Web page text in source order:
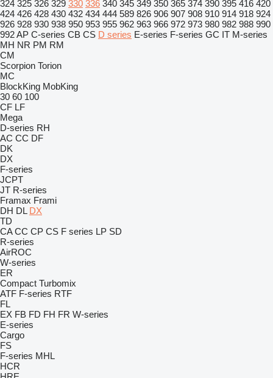
324 325 326 329 330 336 340 345 349 350 365 374 390 395 416 420
424 426 428 430 432 434 444 589 826 906 907 908 910 914 918 924
926 928 930 938 950 953 955 962 963 966 972 973 980 982 988 990
992AP C-series CB CS D series E-series F-series GC IT M-series
MH NR PM RM
CM
Scorpion Torion
MC
BlockKing MobKing
30 60 100
CF LF
Mega
D-series RH
AC CC DF
DK
DX
F-series
JCPT
JT R-series
Framax Frami
DH DL DX
TD
CA CC CP CS F series LP SD
R-series
AirROC
W-series
ER
Compact Turbomix
ATF F-series RTF
FL
EX FB FD FH FR W-series
E-series
Cargo
FS
F-series MHL
HCR